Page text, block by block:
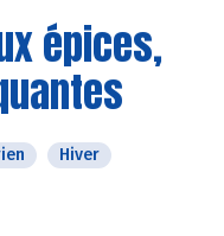
épices,
Hiver